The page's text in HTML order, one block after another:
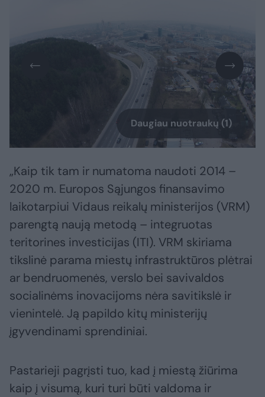
Daugiau nuotraukų (1)
„Kaip tik tam ir numatoma naudoti 2014 –
2020 m. Europos Sąjungos finansavimo
laikotarpiui Vidaus reikalų ministerijos (VRM)
parengtą naują metodą – integruotas
teritorines investicijas (ITI). VRM skiriama
tikslinė parama miestų infrastruktūros plėtrai
ar bendruomenės, verslo bei savivaldos
socialinėms inovacijoms nėra savitikslė ir
vienintelė. Ją papildo kitų ministerijų
įgyvendinami sprendiniai.
Pastarieji pagrįsti tuo, kad į miestą žiūrima
kaip į visumą, kuri turi būti valdoma ir